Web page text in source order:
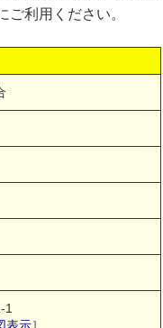
利用ください。
1